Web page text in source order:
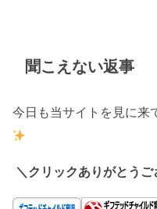
聞こえない返事
今日も当サイトを見に来
＼クリックありがとうご